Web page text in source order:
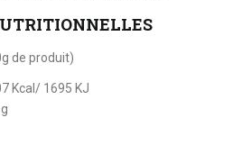
de produit)
Kcal/ 1695 KJ